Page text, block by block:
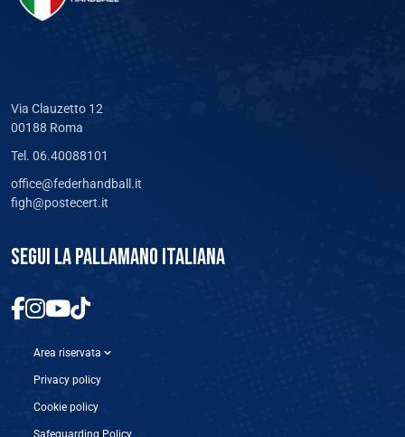
Via Clauzetto 12
00188 Roma
Tel. 06.40088101
office@federhandball.it
figh@postecert.it
SEGUI LA PALLAMANO ITALIANA
Area riservata
Privacy policy
Cookie policy
Safeguarding Policy